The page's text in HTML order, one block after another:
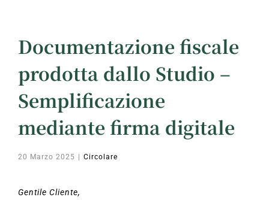
Documentazione fiscale
prodotta dallo Studio –
Semplificazione
mediante firma digitale
20 Marzo 2025 Circolare
Gentile Cliente,